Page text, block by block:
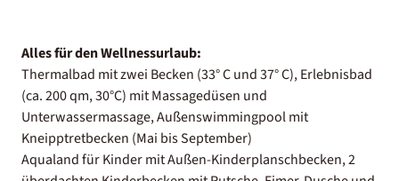
Alles für den Wellnessurlaub:
Thermalbad mit zwei Becken (33° C und 37° C), Erlebnisbad
(ca. 200 qm, 30°C) mit Massagedüsen und
Unterwassermassage, Außenswimmingpool mit
Kneipptretbecken (Mai bis September)
Aqualand für Kinder mit Außen-Kinderplanschbecken, 2